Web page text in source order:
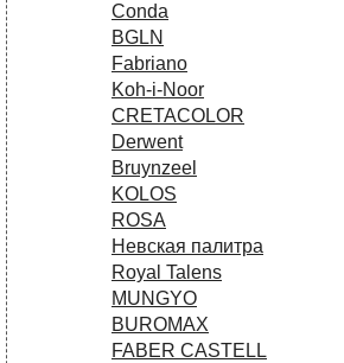
Conda
BGLN
Fabriano
Koh-i-Noor
CRETACOLOR
Derwent
Bruynzeel
KOLOS
ROSA
Невская палитра
Royal Talens
MUNGYO
BUROMAX
FABER CASTELL